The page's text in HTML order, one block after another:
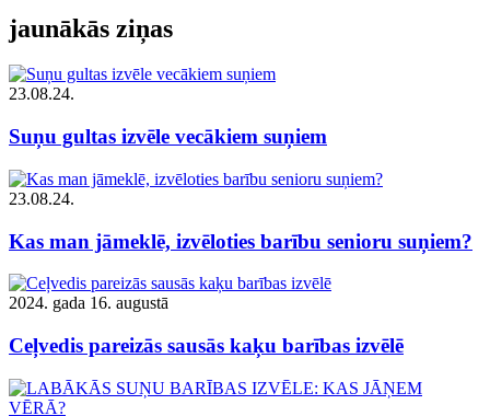
jaunākās ziņas
23.08.24.
Suņu gultas izvēle vecākiem suņiem
23.08.24.
Kas man jāmeklē, izvēloties barību senioru suņiem?
2024. gada 16. augustā
Ceļvedis pareizās sausās kaķu barības izvēlē